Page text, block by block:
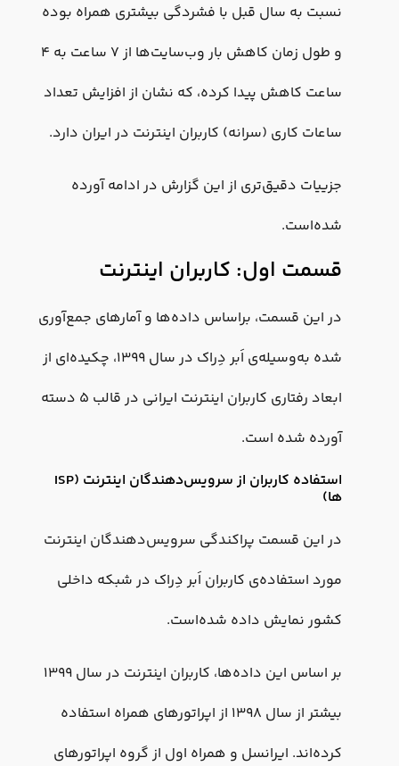
نسبت به سال قبل با فشردگی بیشتری همراه بوده
و طول زمان کاهش بار وب‌سایت‌ها از ۷ ساعت به ۴
ساعت کاهش پیدا کرده، که نشان از افزایش تعداد
ساعات کاری (سرانه) کاربران اینترنت در ایران دارد.
جزییات دقیق‌تری از این گزارش در ادامه آورده
شده‌است.
قسمت اول: کاربران اینترنت
در این قسمت، براساس داده‌ها و آمارهای جمع‌آوری
شده به‌وسیله‌ی اَبر دِراک در سال ۱۳۹۹، چکیده‌ای از
ابعاد رفتاری کاربران اینترنت ایرانی در قالب ۵ دسته
آورده شده است.
استفاده کاربران از سرویس‌دهندگان اینترنت (ISP
ها)
در این قسمت پراکندگی سرویس‌دهندگان اینترنت
مورد استفاده‌ی کاربران اَبر دِراک در شبکه داخلی
کشور نمایش داده شده‌است.
بر اساس این داده‌ها، کاربران اینترنت در سال ۱۳۹۹
بیشتر از سال ۱۳۹۸ از اپراتورهای همراه استفاده
کرده‌اند. ایرانسل و همراه اول از گروه اپراتورهای